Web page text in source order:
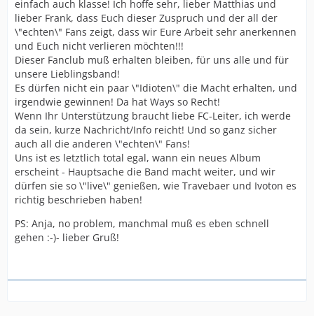
einfach auch klasse! Ich hoffe sehr, lieber Matthias und
lieber Frank, dass Euch dieser Zuspruch und der all der
\"echten\" Fans zeigt, dass wir Eure Arbeit sehr anerkennen
und Euch nicht verlieren möchten!!!
Dieser Fanclub muß erhalten bleiben, für uns alle und für
unsere Lieblingsband!
Es dürfen nicht ein paar \"Idioten\" die Macht erhalten, und
irgendwie gewinnen! Da hat Ways so Recht!
Wenn Ihr Unterstützung braucht liebe FC-Leiter, ich werde
da sein, kurze Nachricht/Info reicht! Und so ganz sicher
auch all die anderen \"echten\" Fans!
Uns ist es letztlich total egal, wann ein neues Album
erscheint - Hauptsache die Band macht weiter, und wir
dürfen sie so \"live\" genießen, wie Travebaer und Ivoton es
richtig beschrieben haben!
PS: Anja, no problem, manchmal muß es eben schnell
gehen :-)- lieber Gruß!